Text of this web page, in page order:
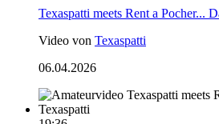
Texaspatti meets Rent a Pocher...
Video von Texaspatti
06.04.2026